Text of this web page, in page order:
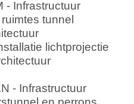
- Infrastructuur
tunnel
lichtprojectie
- Infrastructuur